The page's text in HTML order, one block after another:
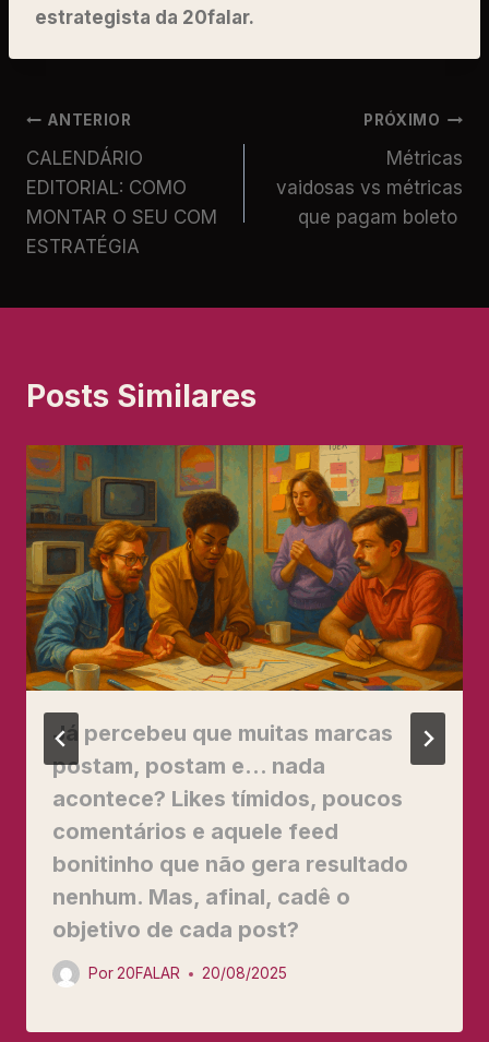
estrategista da 20falar.
ANTERIOR
CALENDÁRIO
EDITORIAL: COMO
MONTAR O SEU COM
ESTRATÉGIA
PRÓXIMO
Métricas
vaidosas vs métricas
que pagam boleto
Posts Similares
Já percebeu que muitas marcas
postam, postam e… nada
acontece? Likes tímidos, poucos
comentários e aquele feed
bonitinho que não gera resultado
nenhum. Mas, afinal, cadê o
objetivo de cada post?
Por20FALAR 20/08/2025